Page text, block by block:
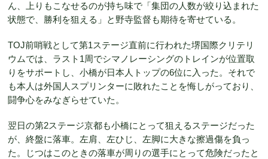
ん、上りもこなせるのが持ち味で「集団の人数が絞り込まれた
状態で、勝利を狙える」と野寺監督も期待を寄せている。
TOJ前哨戦として第1ステージ直前に行われた堺国際クリテリ
ウムでは、ラスト1周でシマノレーシングのトレインが位置取
りをサポートし、小橋が日本人トップの6位に入った。それで
も本人は外国人スプリンターに敗れたことを悔しがっており、
闘争心をみなぎらせていた。
翌日の第2ステージ京都も小橋にとって狙えるステージだった
が、終盤に落車。左肩、左ひじ、左脚に大きな擦過傷を負っ
た。じつはこのときの落車が周りの選手にとって危険だったと